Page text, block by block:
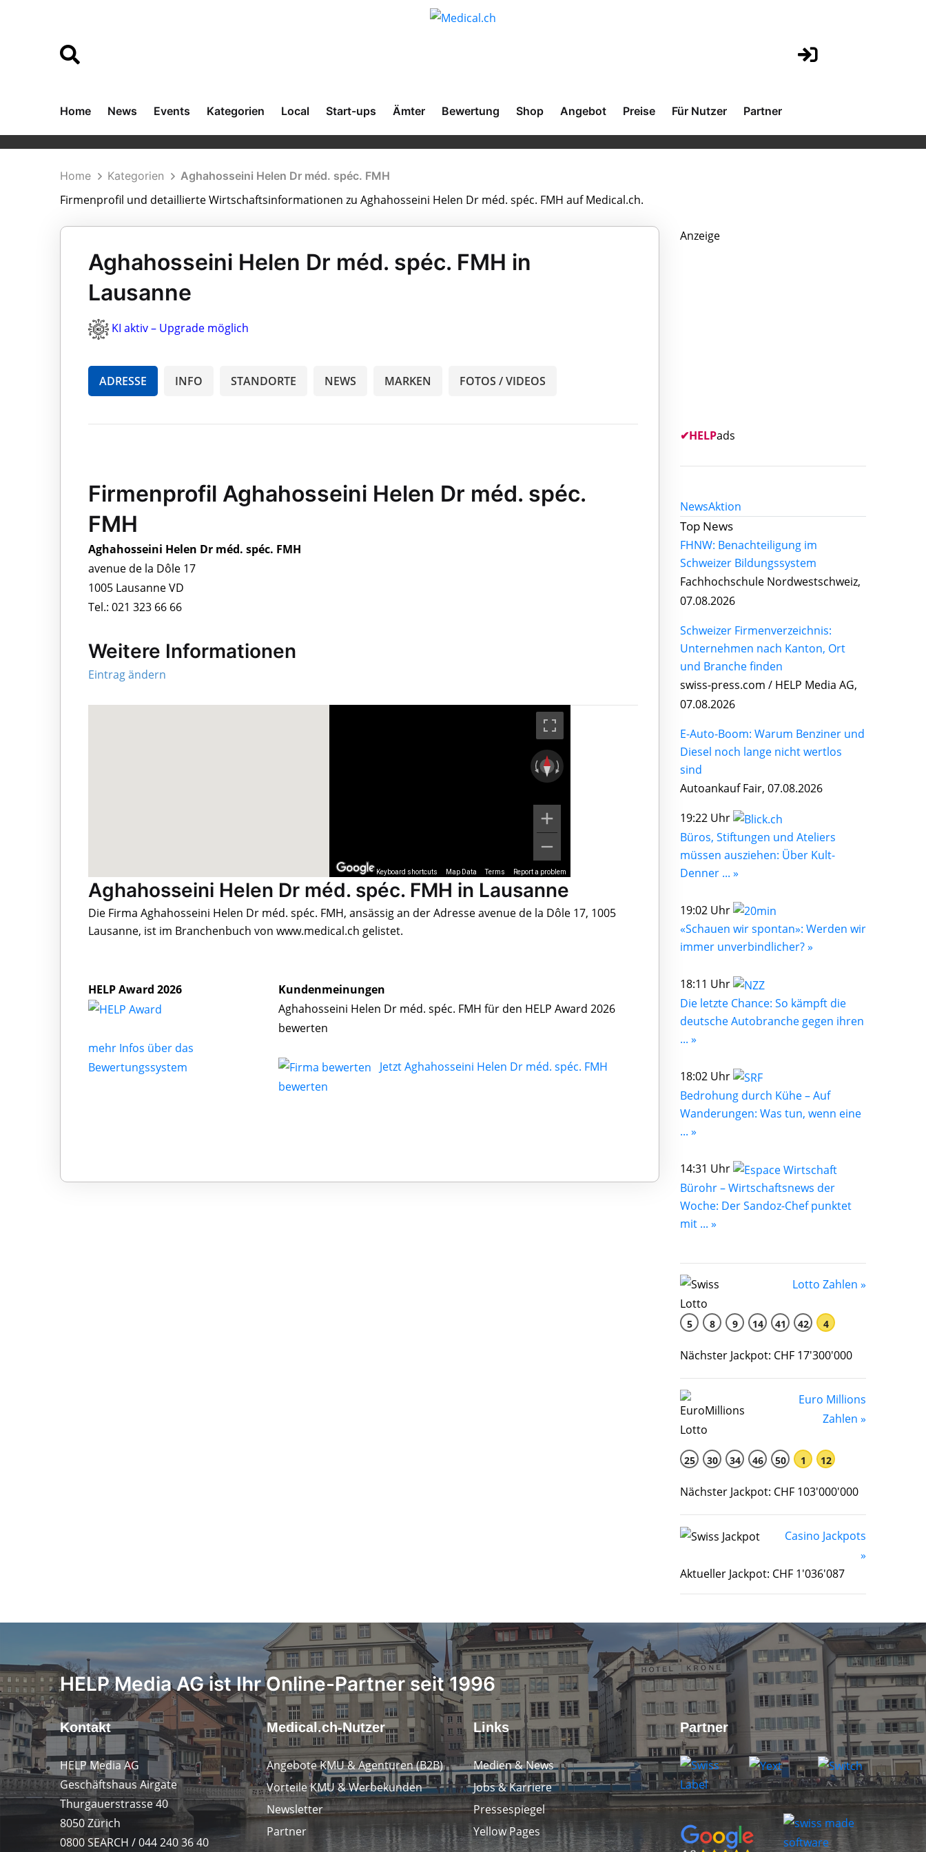
Home News Events Kategorien Local Start-ups Ämter Bewertung Shop Angebot Preise Für Nutzer Partner
Home Kategorien Aghahosseini Helen Dr méd. spéc. FMH
Firmenprofil und detaillierte Wirtschaftsinformationen zu Aghahosseini Helen Dr méd. spéc. FMH auf Medical.ch.
Aghahosseini Helen Dr méd. spéc. FMH in
Lausanne
KI aktiv – Upgrade möglich
ADRESSE INFO STANDORTE NEWS MARKEN FOTOS / VIDEOS
Firmenprofil Aghahosseini Helen Dr méd. spéc.
FMH
Aghahosseini Helen Dr méd. spéc. FMH
avenue de la Dôle 17
1005 Lausanne VD
Tel.: 021 323 66 66
Weitere Informationen
Eintrag ändern
Keyboard shortcuts Map Data Terms Report a problem
Aghahosseini Helen Dr méd. spéc. FMH in Lausanne
Die Firma Aghahosseini Helen Dr méd. spéc. FMH, ansässig an der Adresse avenue de la Dôle 17, 1005
Lausanne, ist im Branchenbuch von www.medical.ch gelistet.
HELP Award 2026
mehr Infos über das
Bewertungssystem
Kundenmeinungen
Aghahosseini Helen Dr méd. spéc. FMH für den HELP Award 2026
bewerten
Jetzt Aghahosseini Helen Dr méd. spéc. FMH
bewerten
Anzeige
✔HELPads
NewsAktion
Top News
FHNW: Benachteiligung im
Schweizer Bildungssystem
Fachhochschule Nordwestschweiz,
07.08.2026
Schweizer Firmenverzeichnis:
Unternehmen nach Kanton, Ort
und Branche finden
swiss-press.com / HELP Media AG,
07.08.2026
E-Auto-Boom: Warum Benziner und
Diesel noch lange nicht wertlos
sind
Autoankauf Fair, 07.08.2026
19:22 Uhr
Büros, Stiftungen und Ateliers
müssen ausziehen: Über Kult-
Denner ... »
19:02 Uhr
«Schauen wir spontan»: Werden wir
immer unverbindlicher? »
18:11 Uhr
Die letzte Chance: So kämpft die
deutsche Autobranche gegen ihren
... »
18:02 Uhr
Bedrohung durch Kühe – Auf
Wanderungen: Was tun, wenn eine
... »
14:31 Uhr
Bürohr – Wirtschaftsnews der
Woche: Der Sandoz-Chef punktet
mit ... »
Lotto Zahlen »
5 8 9 14 41 42 4
Nächster Jackpot: CHF 17'300'000
Euro Millions
Zahlen »
25 30 34 46 50 1 12
Nächster Jackpot: CHF 103'000'000
Casino Jackpots
»
Aktueller Jackpot: CHF 1'036'087
HELP Media AG ist Ihr Online-Partner seit 1996
Kontakt
HELP Media AG
Geschäftshaus Airgate
Thurgauerstrasse 40
8050 Zürich
0800 SEARCH / 044 240 36 40
Medical.ch-Nutzer
Angebote KMU & Agenturen (B2B)
Vorteile KMU & Werbekunden
Newsletter
Partner
Links
Medien & News
Jobs & Karriere
Pressespiegel
Yellow Pages
Partner